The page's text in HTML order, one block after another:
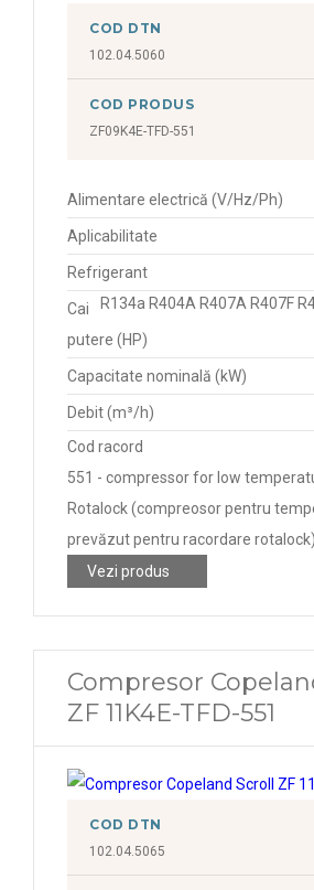
COD DTN
102.04.5060
COD PRODUS
ZF09K4E-TFD-551
Alimentare electrică (V/Hz/Ph)
Aplicabilitate
Refrigerant
R134a R404A R407A R407F
Cai
putere (HP)
Capacitate nominală (kW)
Debit (m³/h)
Cod racord
551 - compressor for low
Rotalock (compreosor pentru
prevăzut pentru racordare rotalock)
Vezi produs
Compresor
ZF 11K4E-TFD-551
COD DTN
102.04.5065